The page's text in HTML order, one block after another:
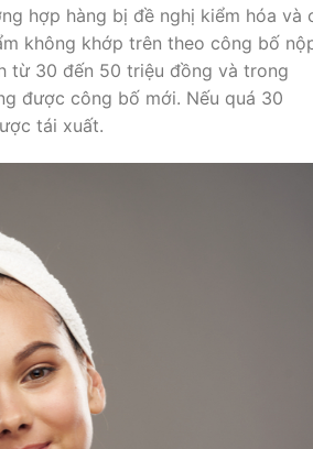
hợp hàng bị đề nghị kiểm hóa và
không khớp trên theo công bố
từ 30 đến 50 triệu đồng và trong
được công bố mới. Nếu quá 30
tái xuất.